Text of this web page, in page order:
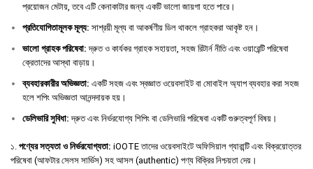
প্রয়োজন মেটায়, তবে এটি কেনাকাটার জন্য একটি ভালো জায়গা হতে পারে।
প্রতিযোগিতামূলক মূল্য: সাশ্রয়ী মূল্য বা আকর্ষণীয় ডিল থাকলে গ্রাহকরা আকৃষ্ট হন।
ভালো গ্রাহক পরিষেবা: দ্রুত ও কার্যকর গ্রাহক সহায়তা, সহজ রিটার্ন নীতি এবং ওয়ারেন্টি পরিষেবা
ক্রেতাদের আস্থা বাড়ায়।
ব্যবহারকারীর অভিজ্ঞতা: একটি সহজ এবং স্বজ্ঞাত ওয়েবসাইট বা মোবাইল অ্যাপ ব্যবহার করা সহজ
হলে শপিং অভিজ্ঞতা আনন্দদায়ক হয়।
ডেলিভারি সুবিধা: দ্রুত এবং নির্ভরযোগ্য শিপিং বা ডেলিভারি পরিষেবা একটি গুরুত্বপূর্ণ বিষয়।
১. পণ্যের সত্যতা ও নির্ভরযোগ্যতা: iOOTE তাদের ওয়েবসাইটে অফিসিয়াল গ্যারান্টি এবং বিক্রয়োত্তর
পরিষেবা (আফটার সেলস সার্ভিস) সহ আসল (authentic) পণ্য বিক্রির নিশ্চয়তা দেয়।